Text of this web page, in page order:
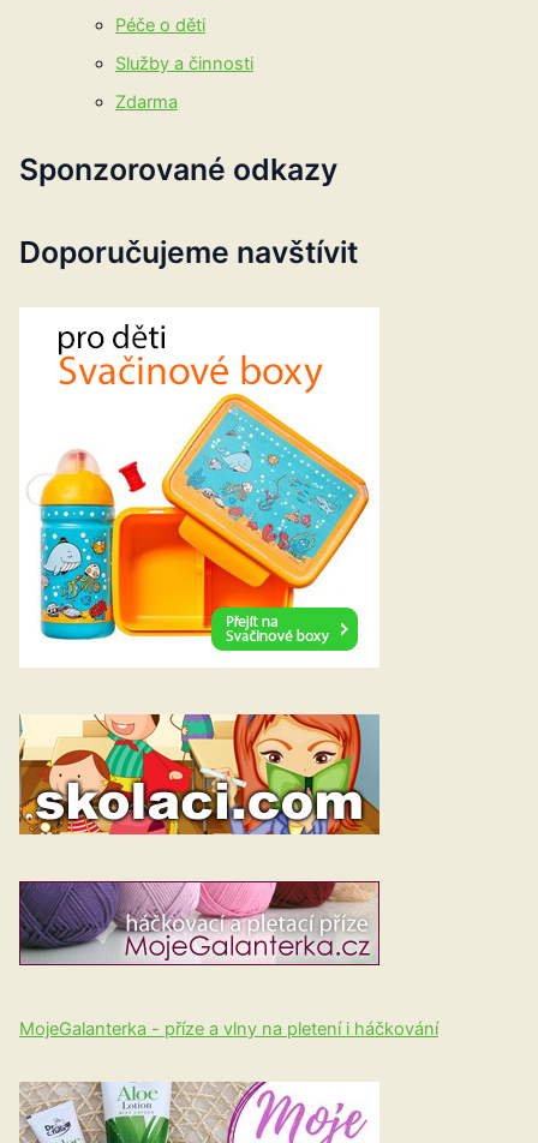
Péče o děti
Služby a činnosti
Zdarma
Sponzorované odkazy
Doporučujeme navštívit
MojeGalanterka - příze a vlny na pletení i háčkování